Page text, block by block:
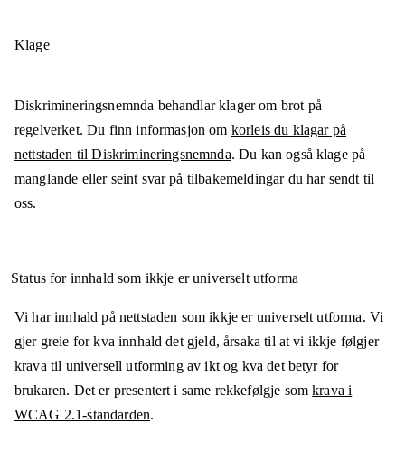
Klage
Diskrimineringsnemnda behandlar klager om brot på
regelverket. Du finn informasjon om korleis du klagar på
nettstaden til Diskrimineringsnemnda. Du kan også klage på
manglande eller seint svar på tilbakemeldingar du har sendt til
oss.
Status for innhald som ikkje er universelt utforma
Vi har innhald på nettstaden som ikkje er universelt utforma. Vi
gjer greie for kva innhald det gjeld, årsaka til at vi ikkje følgjer
krava til universell utforming av ikt og kva det betyr for
brukaren. Det er presentert i same rekkefølgje somkrava i
WCAG 2.1-standarden.